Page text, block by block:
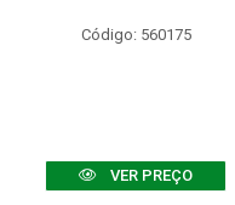
Código: 560175
VER PREÇO